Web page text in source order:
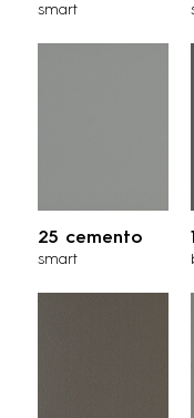
smart
25 cemento
smart